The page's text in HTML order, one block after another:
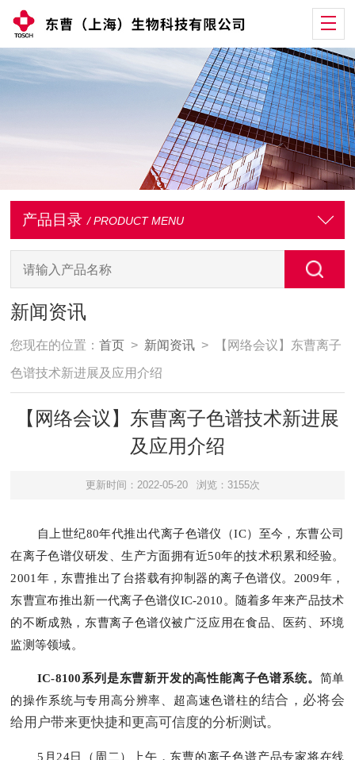
产品目录 / PRODUCT MENU
新闻资讯
您现在的位置：首页 > 新闻资讯 > 【网络会议】东曹离子
色谱技术新进展及应用介绍
【网络会议】东曹离子色谱技术新进展
及应用介绍
更新时间：2022-05-20 浏览：3155次
自上世纪80年代推出代离子色谱仪（IC）至今，东曹公司
在离子色谱仪研发、生产方面拥有近50年的技术积累和经验。
2001年，东曹推出了台搭载有抑制器的离子色谱仪。2009年，
东曹宣布推出新一代离子色谱仪IC-2010。随着多年来产品技术
的不断成熟，东曹离子色谱仪被广泛应用在食品、医药、环境
监测等领域。
IC-8100系列是东曹新开发的高性能离子色谱系统。 简单
的操作系统与专用高分辨率、超高速色谱柱的结合，必将会
给用户带来更快捷和更高可信度的分析测试。
5月24日（周二）上午，东曹的离子色谱产品专家将在线